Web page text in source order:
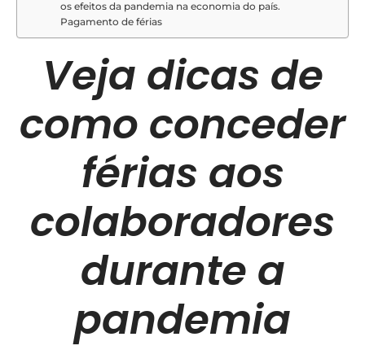
os efeitos da pandemia na economia do país.
Pagamento de férias
Veja dicas de
como conceder
férias aos
colaboradores
durante a
pandemia